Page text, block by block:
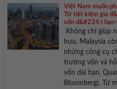
Việt Nam muốn
Từ tiết kiệm gia
vốn d&#224;i hạn
Không chỉ giúp
hưu, Malaysia
những công cụ
trường vốn và
vốn dài hạn.
Bloomberg). Từ